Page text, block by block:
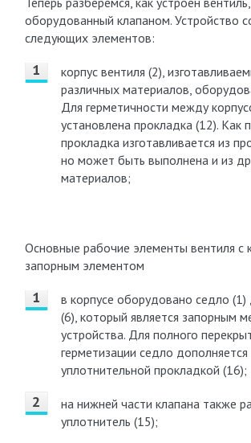
оборудованный клапаном. Устройство
следующих элементов:
корпус вентиля (2),
различных материалов,
Для герметичности между
установлена прокладка (12). Как
прокладка изготавливается из
но может быть выполнена и из
материалов;
Основные рабочие элементы вентиля с
запорным элементом
в корпусе оборудовано седло (1)
(6), который является запорным
устройства. Для полного
герметизации седло дополняется
уплотнительной прокладкой (16);
на нижней части клапана также
уплотнитель (15);